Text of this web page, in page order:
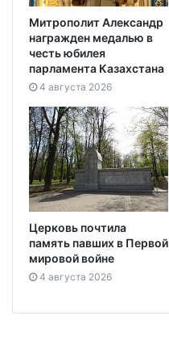
Митрополит Александр
награжден медалью в
честь юбилея
парламента Казахстана
4 августа 2026
Церковь почтила
память павших в Первой
мировой войне
4 августа 2026